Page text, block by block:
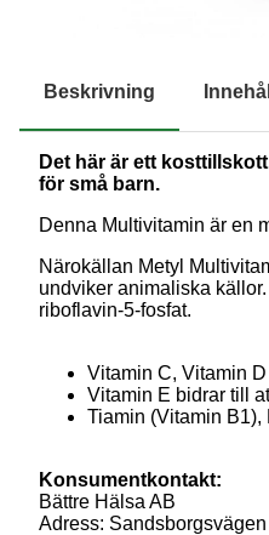
Beskrivning Innehåll
Det här är ett
för små barn.
Denna Multivitamin är en
Närokällan Metyl
undviker animaliska
riboflavin-5-fosfat.
Vitamin C, Vitamin
Vitamin E bidrar till
Tiamin (Vitamin
Konsumentkontakt:
Bättre Hälsa AB
Adress: